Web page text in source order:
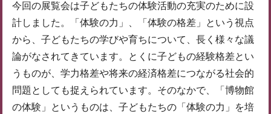
今回の展覧会は子どもたちの体験活動の充実のために設
計しました。「体験の力」、「体験の格差」という視点
から、子どもたちの学びや育ちについて、長く様々な議
論がなされてきています。とくに子どもの経験格差とい
うものが、学力格差や将来の経済格差につながる社会的
問題としても捉えられています。そのなかで、「博物館
の体験」というものは、子どもたちの「体験の力」を培